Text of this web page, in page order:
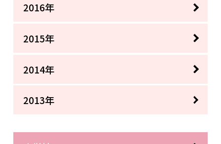
2016年
2015年
2014年
2013年